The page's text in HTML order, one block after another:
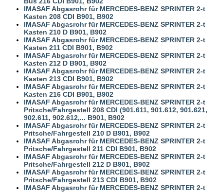
IMASAF Abgasrohr für MERCEDES-BENZ SPRINTER 2-t
Kasten 208 CDI B901, B902
IMASAF Abgasrohr für MERCEDES-BENZ SPRINTER 2-t
Kasten 210 D B901, B902
IMASAF Abgasrohr für MERCEDES-BENZ SPRINTER 2-t
Kasten 211 CDI B901, B902
IMASAF Abgasrohr für MERCEDES-BENZ SPRINTER 2-t
Kasten 212 D B901, B902
IMASAF Abgasrohr für MERCEDES-BENZ SPRINTER 2-t
Kasten 213 CDI B901, B902
IMASAF Abgasrohr für MERCEDES-BENZ SPRINTER 2-t
Kasten 216 CDI B901, B902
IMASAF Abgasrohr für MERCEDES-BENZ SPRINTER 2-t
Pritsche/Fahrgestell 208 CDI (901.611, 901.612, 901.621,
902.611, 902.612,... B901, B902
IMASAF Abgasrohr für MERCEDES-BENZ SPRINTER 2-t
Pritsche/Fahrgestell 210 D B901, B902
IMASAF Abgasrohr für MERCEDES-BENZ SPRINTER 2-t
Pritsche/Fahrgestell 211 CDI B901, B902
IMASAF Abgasrohr für MERCEDES-BENZ SPRINTER 2-t
Pritsche/Fahrgestell 212 D B901, B902
IMASAF Abgasrohr für MERCEDES-BENZ SPRINTER 2-t
Pritsche/Fahrgestell 213 CDI B901, B902
IMASAF Abgasrohr für MERCEDES-BENZ SPRINTER 2-t